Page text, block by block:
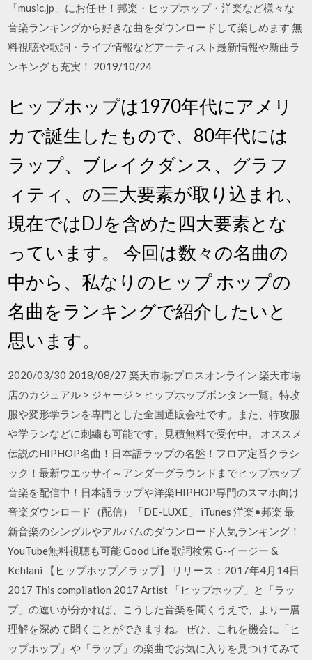
「music.jp」にお任せ！邦楽・ヒップホップ・洋楽など様々な
音楽ランキングから好きな曲をダウンロードして楽しめます 無
料視聴や歌詞・ライブ情報などアーティスト最新情報や新曲ラ
ンキングも充実！ 2019/10/24
ヒップホップは1970年代にアメリ
カで誕生したもので、80年代には
ラップ、ブレイクダンス、グラフ
ィティ、の三大要素が取り込まれ、
現在ではDJを含めた四大要素とな
っています。 今回は数々の名曲の
中から、私なりのヒップ ホップの
名曲をランキングで紹介したいと
思います。
2020/03/30 2018/08/27 楽天市場:プロスオンライン 楽天市場
店のカジュアル > ジャージ > ヒップホップボンタン一覧。特攻
服や変形学ランを専門とした全国通販会社です。また、特攻服
や学ランなどに刺繍も可能です。見積無料で受付中。 オススメ
伝説のHIPHOP名曲！日本語ラップの名盤！フロア定番クラシ
ック！最新ウエッサイ～アンダーグラウンドまでヒップホップ
音楽を配信中！日本語ラップや洋楽HIPHOP専門のスマホ向け
音楽ダウンロード（配信）「DE-LUXE」 iTunes 洋楽•邦楽 最
新音楽のシングルやアルバムのダウンロード人気ランキング！
YouTube無料視聴も可能 Good Life 歌詞検索 G-イージー &
Kehlani 【ヒップホップ／ラップ】 リリース：2017年4月14日
2017 This compilation 2017 Artist 「ヒップホップ」と「ラッ
プ」の違いが分かれば、こうした音楽を聞くうえで、より一層
理解を深めて聞くことができますね。ぜひ、これを機会に「ヒ
ップホップ」や「ラップ」の楽曲でお気に入りを見つけてみて